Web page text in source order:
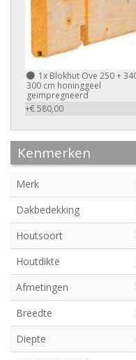
1x Blokhut Ove 250 +
300 cm honinggeel
geïmpregneerd
+€ 580,00
Kenmerken
Merk
Dakbedekking
Houtsoort
Houtdikte
Afmetingen
Breedte
Diepte